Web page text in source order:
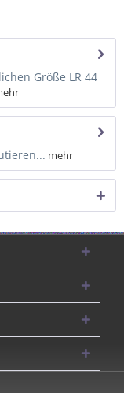
Größe LR 44
mehr